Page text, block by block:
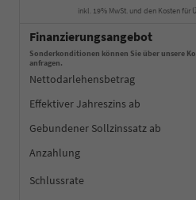
inkl. 19% MwSt. und den Kosten für
Finanzierungsangebot
Sonderkonditionen können Sie über unsere
anfragen.
Nettodarlehensbetrag
Effektiver Jahreszins
Gebundener Sollzinssatz
Anzahlung
Schlussrate